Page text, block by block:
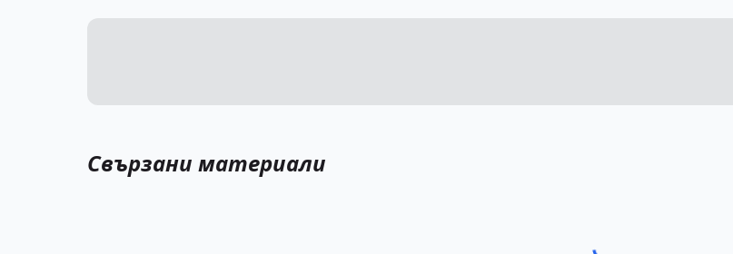
Свързани материали